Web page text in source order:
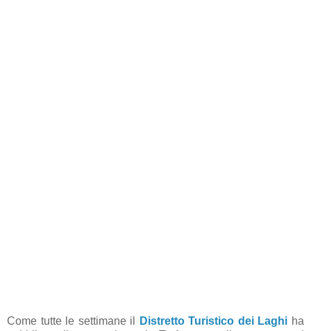
Come tutte le settimane il Distretto Turistico dei Laghi ha